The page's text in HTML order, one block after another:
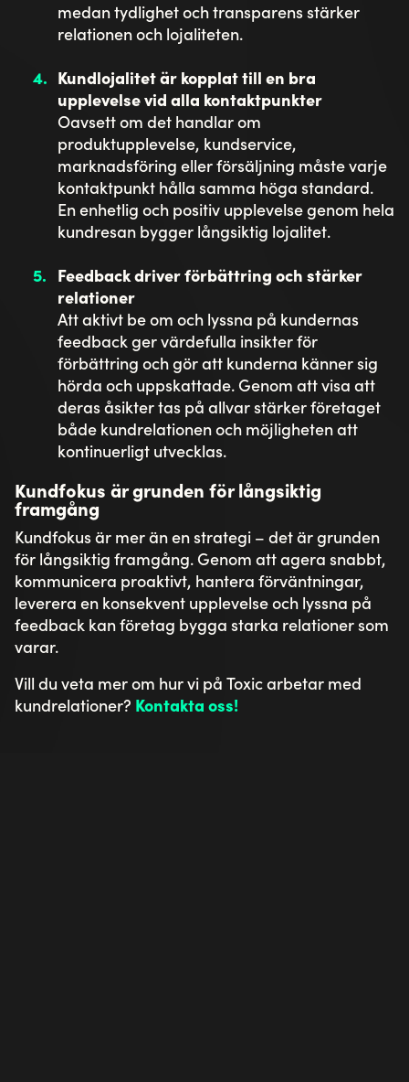
medan tydlighet och transparens stärker
relationen och lojaliteten.
Kundlojalitet är kopplat till en bra
upplevelse vid alla kontaktpunkter
Oavsett om det handlar om
produktupplevelse, kundservice,
marknadsföring eller försäljning måste varje
kontaktpunkt hålla samma höga standard.
En enhetlig och positiv upplevelse genom hela
kundresan bygger långsiktig lojalitet.
Feedback driver förbättring och stärker
relationer
Att aktivt be om och lyssna på kundernas
feedback ger värdefulla insikter för
förbättring och gör att kunderna känner sig
hörda och uppskattade. Genom att visa att
deras åsikter tas på allvar stärker företaget
både kundrelationen och möjligheten att
kontinuerligt utvecklas.
Kundfokus är grunden för långsiktig
framgång
Kundfokus är mer än en strategi – det är grunden
för långsiktig framgång. Genom att agera snabbt,
kommunicera proaktivt, hantera förväntningar,
leverera en konsekvent upplevelse och lyssna på
feedback kan företag bygga starka relationer som
varar.
Vill du veta mer om hur vi på Toxic arbetar med
kundrelationer? Kontakta oss!